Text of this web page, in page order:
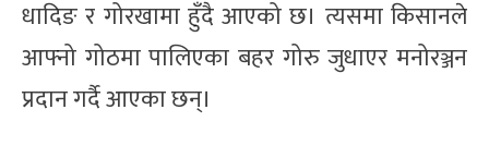
धादिङ र गोरखामा हुँदै आएको छ। त्यसमा किसानले
आफ्नो गोठमा पालिएका बहर गोरु जुधाएर मनोरञ्जन
प्रदान गर्दै आएका छन्।